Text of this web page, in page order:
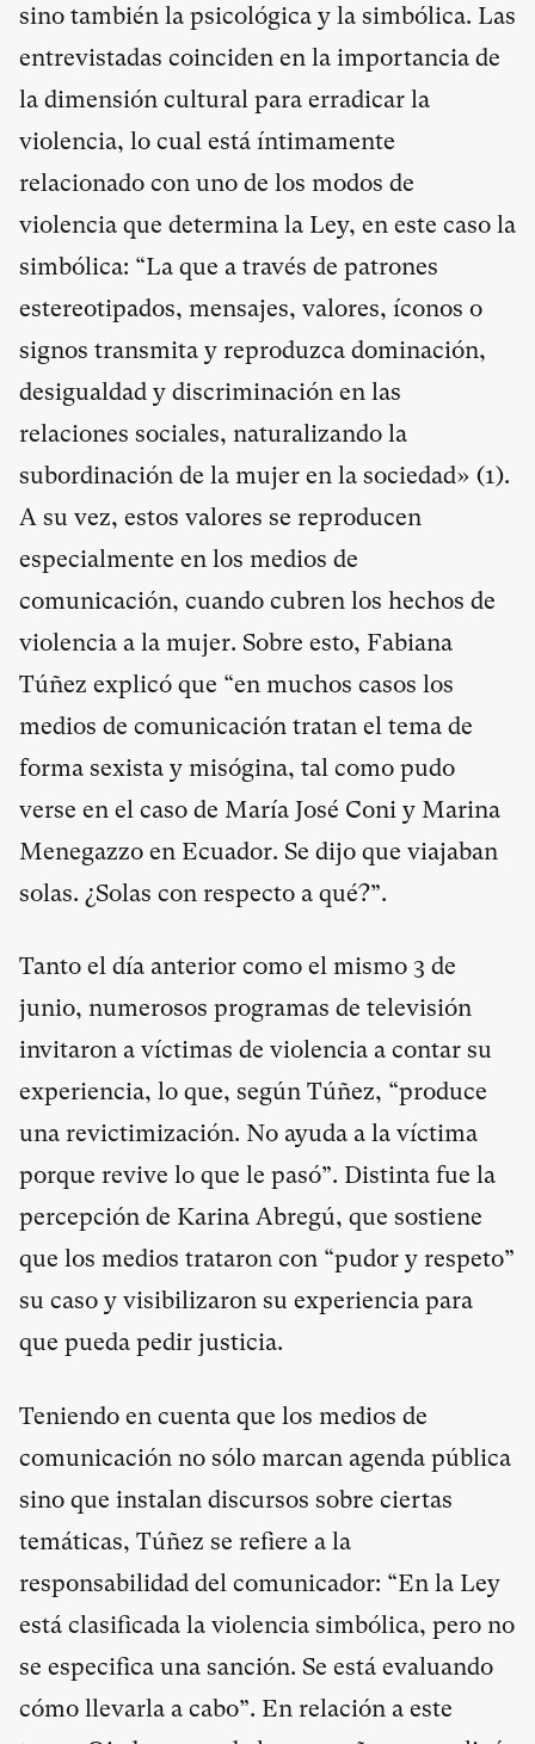
sino también la psicológica y la simbólica. Las
entrevistadas coinciden en la importancia de
la dimensión cultural para erradicar la
violencia, lo cual está íntimamente
relacionado con uno de los modos de
violencia que determina la Ley, en este caso la
simbólica: “La que a través de patrones
estereotipados, mensajes, valores, íconos o
signos transmita y reproduzca dominación,
desigualdad y discriminación en las
relaciones sociales, naturalizando la
subordinación de la mujer en la sociedad» (1).
A su vez, estos valores se reproducen
especialmente en los medios de
comunicación, cuando cubren los hechos de
violencia a la mujer. Sobre esto, Fabiana
Túñez explicó que “en muchos casos los
medios de comunicación tratan el tema de
forma sexista y misógina, tal como pudo
verse en el caso de María José Coni y Marina
Menegazzo en Ecuador. Se dijo que viajaban
solas. ¿Solas con respecto a qué?”.
Tanto el día anterior como el mismo 3 de
junio, numerosos programas de televisión
invitaron a víctimas de violencia a contar su
experiencia, lo que, según Túñez, “produce
una revictimización. No ayuda a la víctima
porque revive lo que le pasó”. Distinta fue la
percepción de Karina Abregú, que sostiene
que los medios trataron con “pudor y respeto”
su caso y visibilizaron su experiencia para
que pueda pedir justicia.
Teniendo en cuenta que los medios de
comunicación no sólo marcan agenda pública
sino que instalan discursos sobre ciertas
temáticas, Túñez se refiere a la
responsabilidad del comunicador: “En la Ley
está clasificada la violencia simbólica, pero no
se especifica una sanción. Se está evaluando
cómo llevarla a cabo”. En relación a este